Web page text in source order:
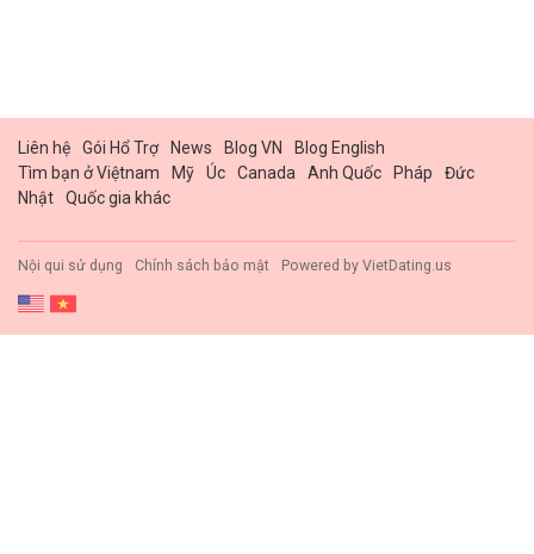
Liên hệ Gói Hổ Trợ News Blog VN
Blog English
Tìm bạn ở Việtnam
Mỹ Úc Canada Anh Quốc Pháp
Đức
Nhật
Quốc gia khác
Nội qui sử dụng Chính sách bảo mật Powered by VietDating.us